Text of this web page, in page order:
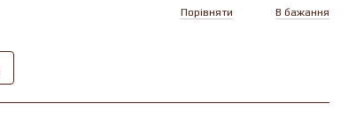
Порівняти В бажання